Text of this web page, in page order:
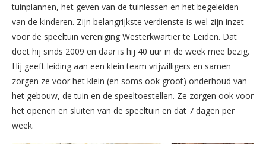
tuinplannen, het geven van de tuinlessen en het begeleiden
van de kinderen. Zijn belangrijkste verdienste is wel zijn inzet
voor de speeltuin vereniging Westerkwartier te Leiden. Dat
doet hij sinds 2009 en daar is hij 40 uur in de week mee bezig.
Hij geeft leiding aan een klein team vrijwilligers en samen
zorgen ze voor het klein (en soms ook groot) onderhoud van
het gebouw, de tuin en de speeltoestellen. Ze zorgen ook voor
het openen en sluiten van de speeltuin en dat 7 dagen per
week.